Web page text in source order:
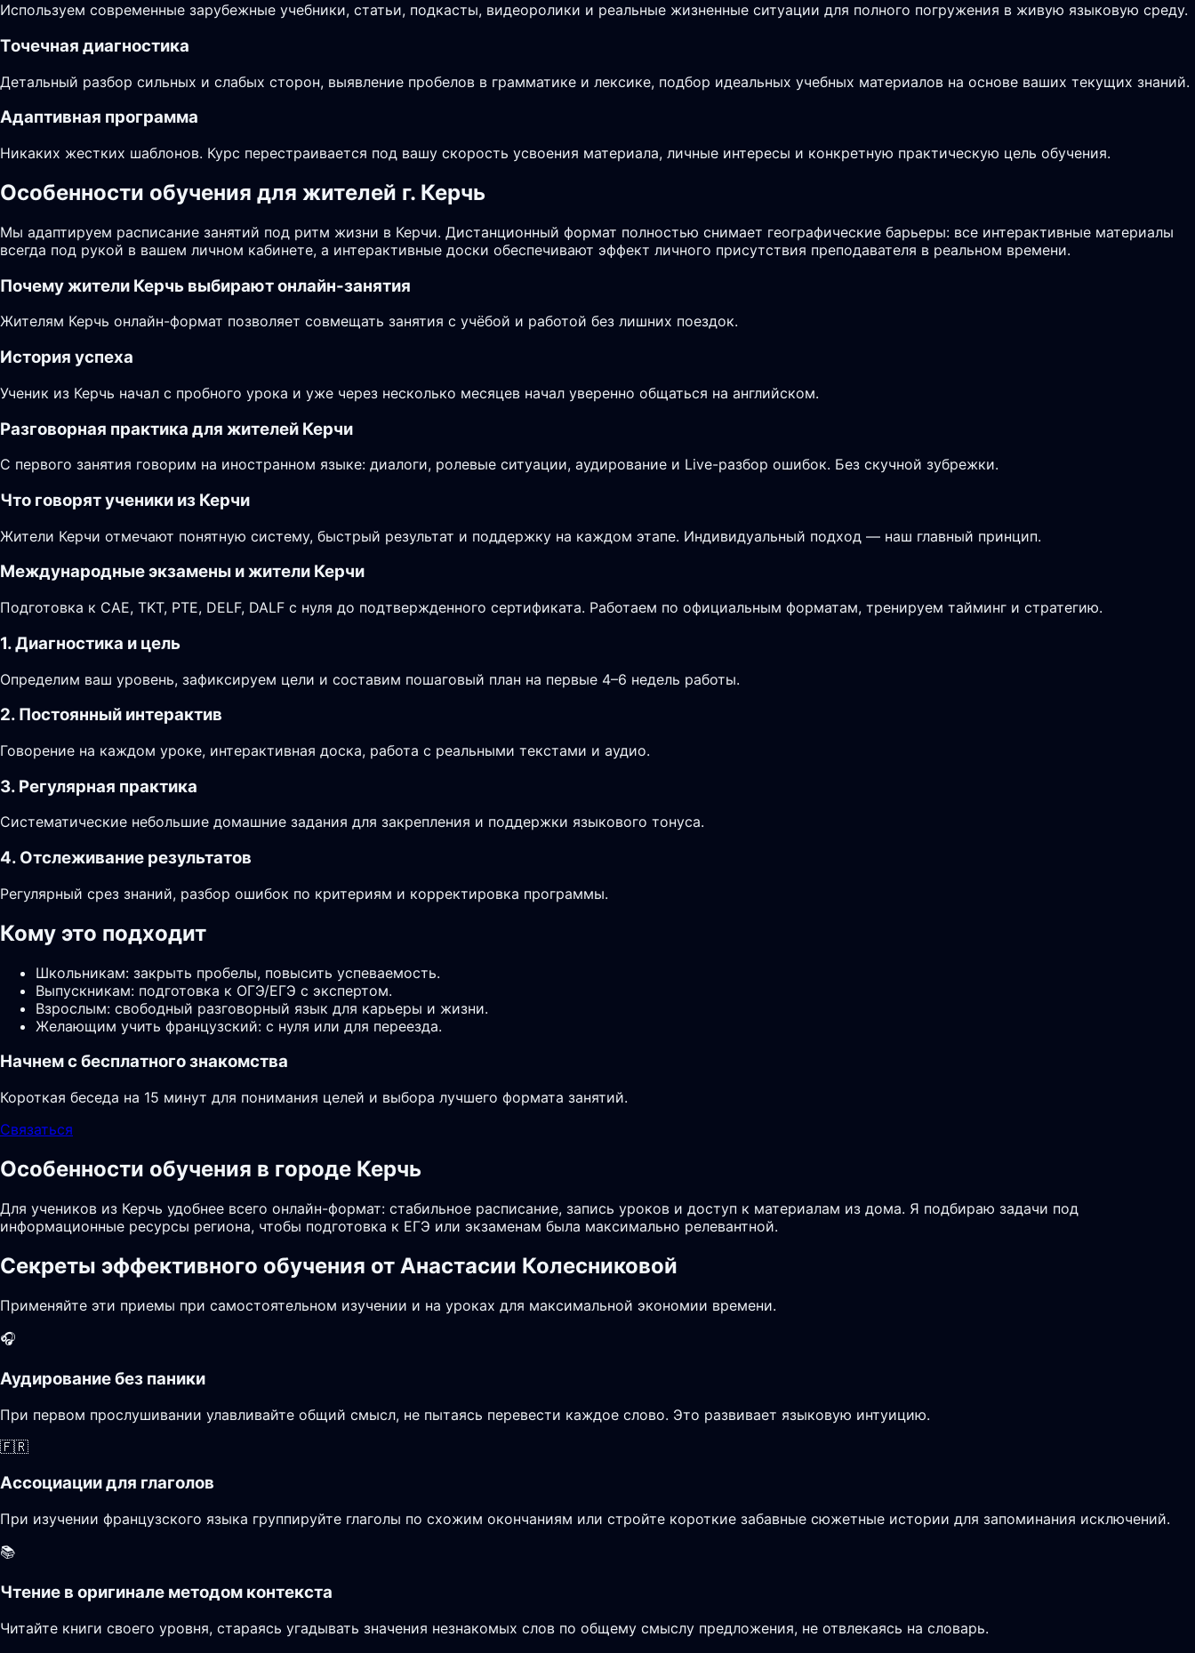
Используем современные зарубежные учебники, статьи, подкасты, видеоролики и реальные жизненные ситуации для полного погружения в живую языковую среду.
Точечная диагностика
Детальный разбор сильных и слабых сторон, выявление пробелов в грамматике и лексике, подбор идеальных учебных материалов на основе ваших текущих знаний.
Адаптивная программа
Никаких жестких шаблонов. Курс перестраивается под вашу скорость усвоения материала, личные интересы и конкретную практическую цель обучения.
Особенности обучения для жителей г. Керчь
Мы адаптируем расписание занятий под ритм жизни в Керчи. Дистанционный формат полностью снимает географические барьеры: все интерактивные материалы
всегда под рукой в вашем личном кабинете, а интерактивные доски обеспечивают эффект личного присутствия преподавателя в реальном времени.
Почему жители Керчь выбирают онлайн-занятия
Жителям Керчь онлайн-формат позволяет совмещать занятия с учёбой и работой без лишних поездок.
История успеха
Ученик из Керчь начал с пробного урока и уже через несколько месяцев начал уверенно общаться на английском.
Разговорная практика для жителей Керчи
С первого занятия говорим на иностранном языке: диалоги, ролевые ситуации, аудирование и Live-разбор ошибок. Без скучной зубрежки.
Что говорят ученики из Керчи
Жители Керчи отмечают понятную систему, быстрый результат и поддержку на каждом этапе. Индивидуальный подход — наш главный принцип.
Международные экзамены и жители Керчи
Подготовка к CAE, TKT, PTE, DELF, DALF с нуля до подтвержденного сертификата. Работаем по официальным форматам, тренируем тайминг и стратегию.
1. Диагностика и цель
Определим ваш уровень, зафиксируем цели и составим пошаговый план на первые 4–6 недель работы.
2. Постоянный интерактив
Говорение на каждом уроке, интерактивная доска, работа с реальными текстами и аудио.
3. Регулярная практика
Систематические небольшие домашние задания для закрепления и поддержки языкового тонуса.
4. Отслеживание результатов
Регулярный срез знаний, разбор ошибок по критериям и корректировка программы.
Кому это подходит
Школьникам: закрыть пробелы, повысить успеваемость.
Выпускникам: подготовка к ОГЭ/ЕГЭ с экспертом.
Взрослым: свободный разговорный язык для карьеры и жизни.
Желающим учить французский: с нуля или для переезда.
Начнем с бесплатного знакомства
Короткая беседа на 15 минут для понимания целей и выбора лучшего формата занятий.
Связаться
Особенности обучения в городе Керчь
Для учеников из Керчь удобнее всего онлайн-формат: стабильное расписание, запись уроков и доступ к материалам из дома. Я подбираю задачи под
информационные ресурсы региона, чтобы подготовка к ЕГЭ или экзаменам была максимально релевантной.
Секреты эффективного обучения от Анастасии Колесниковой
Применяйте эти приемы при самостоятельном изучении и на уроках для максимальной экономии времени.
🎧
Аудирование без паники
При первом прослушивании улавливайте общий смысл, не пытаясь перевести каждое слово. Это развивает языковую интуицию.
🇫🇷
Ассоциации для глаголов
При изучении французского языка группируйте глаголы по схожим окончаниям или стройте короткие забавные сюжетные истории для запоминания исключений.
📚
Чтение в оригинале методом контекста
Читайте книги своего уровня, стараясь угадывать значения незнакомых слов по общему смыслу предложения, не отвлекаясь на словарь.